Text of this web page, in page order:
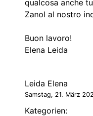
qualcosa anche
Zanol al nostro
Buon lavoro!
Elena Leida
Leida Elena
Samstag, 21. März
Kategorien: